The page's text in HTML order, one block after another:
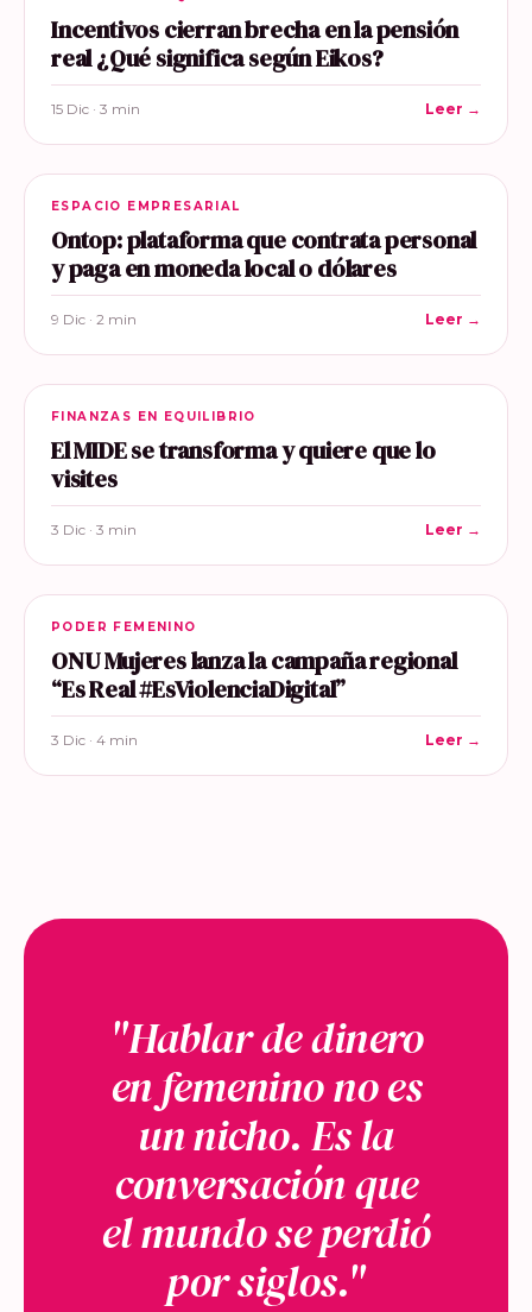
Incentivos cierran brecha en la pensión
real ¿Qué significa según Eikos?
15 Dic · 3 min Leer →
ESPACIO EMPRESARIAL
Ontop: plataforma que contrata personal
y paga en moneda local o dólares
9 Dic · 2 min Leer →
FINANZAS EN EQUILIBRIO
El MIDE se transforma y quiere que lo
visites
3 Dic · 3 min Leer →
PODER FEMENINO
ONU Mujeres lanza la campaña regional
“Es Real #EsViolenciaDigital”
3 Dic · 4 min Leer →
"Hablar de dinero
en femenino no es
un nicho. Es la
conversación que
el mundo se perdió
por siglos."